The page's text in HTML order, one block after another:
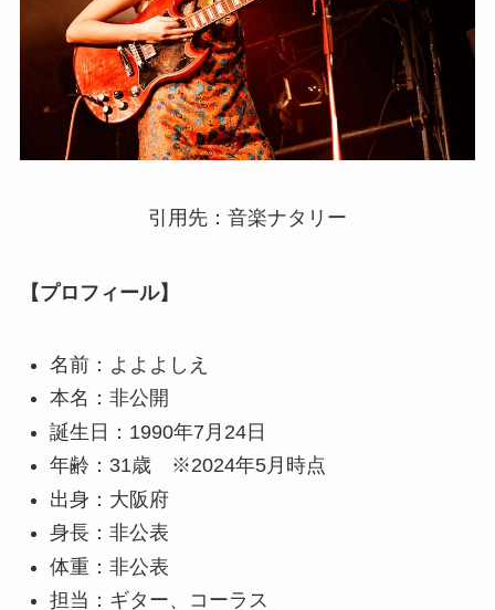
引用先：音楽ナタリー
【プロフィール】
名前：よよよしえ
本名：非公開
誕生日：1990年7月24日
年齢：31歳 ※2024年5月時点
出身：大阪府
身長：非公表
体重：非公表
担当：ギター、コーラス